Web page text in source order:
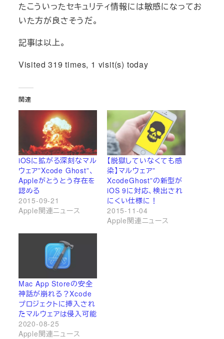
たこういったセキュリティ情報には敏感になってお
いた方が良さそうだ。
記事は以上。
Visited 319 times, 1 visit(s) today
関連
iOSに拡がる深刻なマル
ウェア”Xcode Ghost”、
Appleがとうとう存在を
認める
2015-09-21
Apple関連ニュース
【脱獄していなくても感
染】マルウェア”
XcodeGhost”の新型が
iOS 9に対応、検出され
にくい仕様に！
2015-11-04
Apple関連ニュース
Mac App Storeの安全
神話が崩れる？Xcode
プロジェクトに挿入され
たマルウェアは侵入可能
2020-08-25
Apple関連ニュース